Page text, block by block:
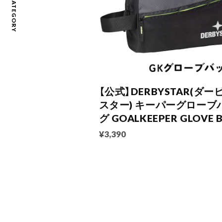
CATEGORY
【公式】DERBYSTAR(ダー
スター) キーパーグローブ
グ GOALKEEPER GLOVE
¥3,390